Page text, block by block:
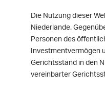
Die Nutzung dieser
Niederlande.
Personen des
Investmentvermögen
Gerichtsstand in den
vereinbarter